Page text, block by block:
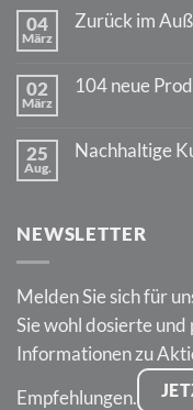
70
04
März
Zurück im
Zurück
02
März
104 neue
104
25
Aug.
Nachhaltige
Kugelschreiber
NEWSLETTER
Melden Sie sich für
Sie wohl dosierte
Informationen zu
Empfehlungen.